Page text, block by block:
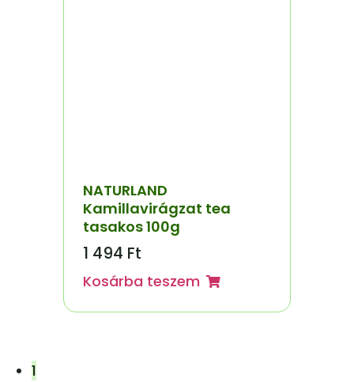
NATURLAND
Kamillavirágzat tea
tasakos 100g
1 494 Ft
Kosárba teszem
1